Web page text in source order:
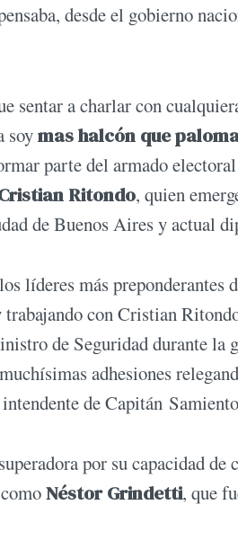
desde el gobierno
sentar a charlar con
soymas halcón que
parte del armado
Ritondo, quien
de Buenos Aires y actual
líderes más preponderantes
con Cristian
de Seguridad durante la
adhesiones
de Capitán
por su capacidad de
Néstor Grindetti, que